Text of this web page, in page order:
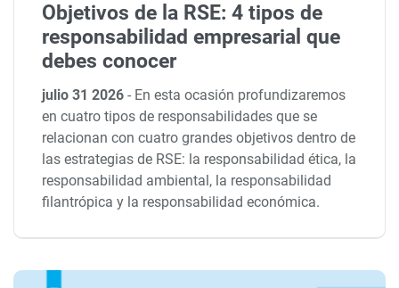
Objetivos de la RSE: 4 tipos de
responsabilidad empresarial que
debes conocer
julio 31 2026- En esta ocasión profundizaremos
en cuatro tipos de responsabilidades que se
relacionan con cuatro grandes objetivos dentro de
las estrategias de RSE: la responsabilidad ética, la
responsabilidad ambiental, la responsabilidad
filantrópica y la responsabilidad económica.